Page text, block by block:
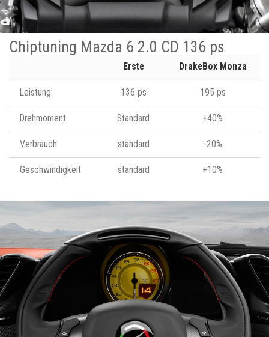
Chiptuning Mazda 6 2.0 CD 136 ps
Erste DrakeBox Monza
Leistung 136 ps 195 ps
Drehmoment Standard +40%
Verbrauch standard -20%
Geschwindigkeit standard +10%